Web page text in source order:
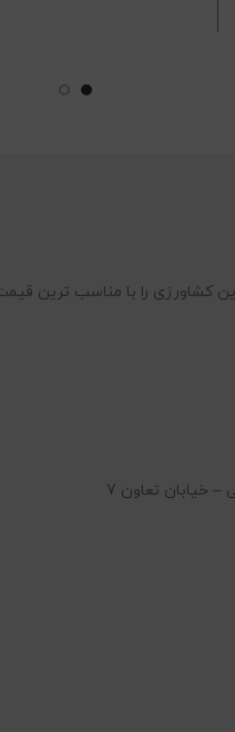
کشاورزی را با مناسب ترین